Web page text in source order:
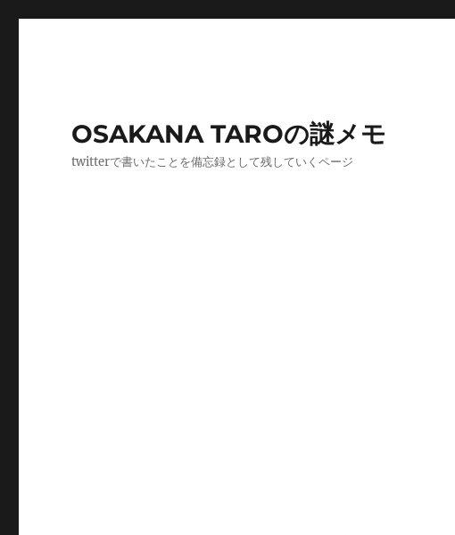
OSAKANA TAROの謎メモ
twitterで書いたことを備忘録として残していくページ